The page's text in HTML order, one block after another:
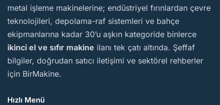
metal işleme makinelerine; endüstriyel fırınlardan çevre
teknolojileri, depolama-raf sistemleri ve bahçe
ekipmanlarına kadar 30’u aşkın kategoride binlerce
ikinci el ve sıfır makine ilanı tek çatı altında. Şeffaf
bilgiler, doğrudan satıcı iletişimi ve sektörel rehberler
için BirMakine.
Hızlı Menü